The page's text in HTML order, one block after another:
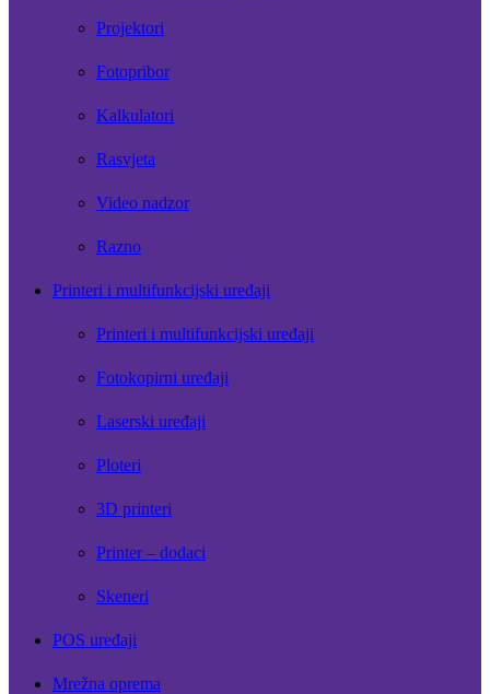
Projektori
Fotopribor
Kalkulatori
Rasvjeta
Video nadzor
Razno
Printeri i multifunkcijski uređaji
Printeri i multifunkcijski uređaji
Fotokopirni uređaji
Laserski uređaji
Ploteri
3D printeri
Printer – dodaci
Skeneri
POS uređaji
Mrežna oprema